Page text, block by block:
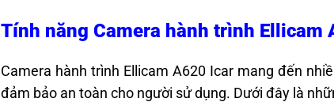
Tính năng Camera hành trình Ellicam
Camera hành trình Ellicam A620 Icar mang đến
đảm bảo an toàn cho người sử dụng. Dưới đây là